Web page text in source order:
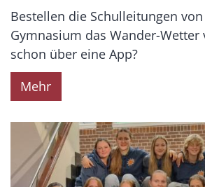
Bestellen die Schulleitungen
Gymnasium das Wander-Wetter
schon über eine App?
Mehr